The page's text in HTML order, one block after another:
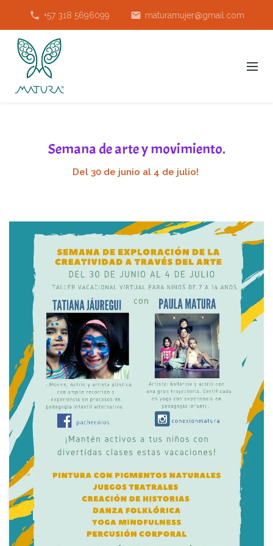
phone +57 318 5696099 email maturamujer@gmail.com
Semana de arte y movimiento.
Del 30 de junio al 4 de julio!